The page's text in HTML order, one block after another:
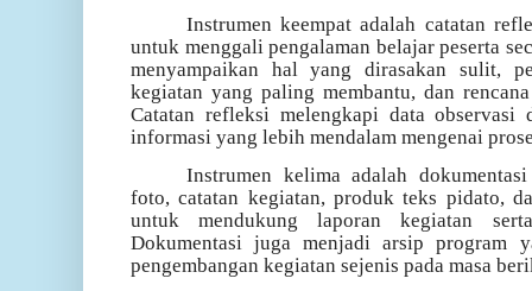
Instrumen keempat adalah catatan
untuk menggali pengalaman belajar peserta
menyampaikan hal yang dirasakan sulit,
kegiatan yang paling membantu, dan
Catatan refleksi melengkapi data observasi
informasi yang lebih mendalam mengenai
Instrumen kelima adalah
foto, catatan kegiatan, produk teks pidato,
untuk mendukung laporan kegiatan
Dokumentasi juga menjadi arsip program
pengembangan kegiatan sejenis pada masa